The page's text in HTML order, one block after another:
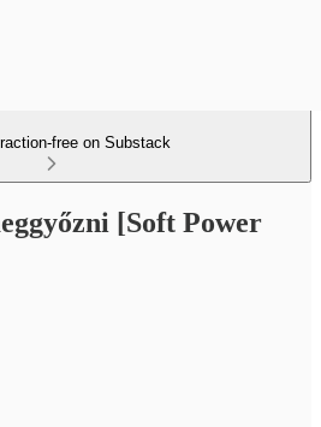
free on Substack
[Soft Power